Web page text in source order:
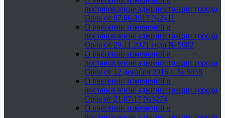
постановление администрации города
Орла от 07.06.2017 №2411
О внесении изменений в
постановление администрации города
Орла от 29.11.2021 года № 5082
О внесении изменений в
постановление администрации города
Орла от 12 декабря 2016 г. № 5658
О внесении изменений в
постановление администрации города
Орла от 21.07.17 №3274
О внесении изменений в